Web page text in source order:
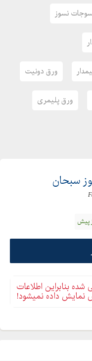
نسوز
ورق دونیت
ورق پلیمری
سبحان
بنابراین اطلاعات
نمایش داده نمیشود!